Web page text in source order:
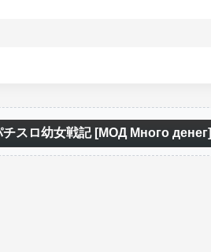
チスロ幼女戦記 [МОД Много денег]